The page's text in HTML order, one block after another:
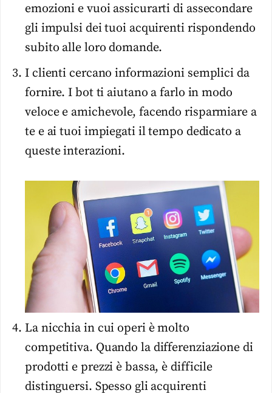
emozioni e vuoi assicurarti di assecondare
gli impulsi dei tuoi acquirenti rispondendo
subito alle loro domande.
I clienti cercano informazioni semplici da
fornire. I bot ti aiutano a farlo in modo
veloce e amichevole, facendo risparmiare a
te e ai tuoi impiegati il tempo dedicato a
queste interazioni.
La nicchia in cui operi è molto
competitiva. Quando la differenziazione di
prodotti e prezzi è bassa, è difficile
distinguersi. Spesso gli acquirenti